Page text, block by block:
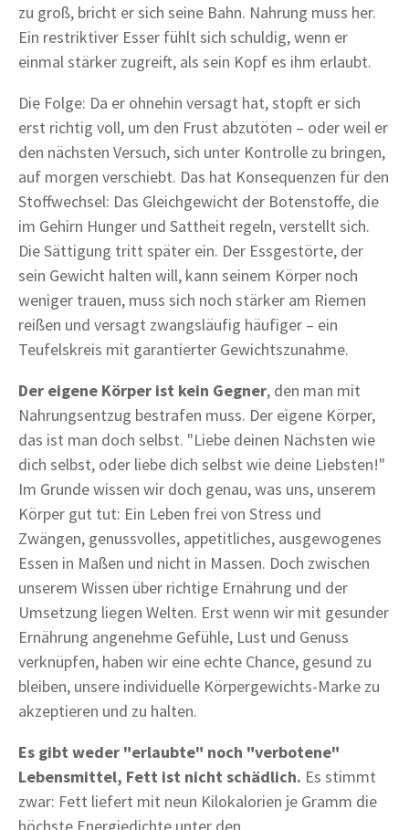
zu groß, bricht er sich seine Bahn. Nahrung muss her.
Ein restriktiver Esser fühlt sich schuldig, wenn er
einmal stärker zugreift, als sein Kopf es ihm erlaubt.
Die Folge: Da er ohnehin versagt hat, stopft er sich
erst richtig voll, um den Frust abzutöten – oder weil er
den nächsten Versuch, sich unter Kontrolle zu bringen,
auf morgen verschiebt. Das hat Konsequenzen für den
Stoffwechsel: Das Gleichgewicht der Botenstoffe, die
im Gehirn Hunger und Sattheit regeln, verstellt sich.
Die Sättigung tritt später ein. Der Essgestörte, der
sein Gewicht halten will, kann seinem Körper noch
weniger trauen, muss sich noch stärker am Riemen
reißen und versagt zwangsläufig häufiger – ein
Teufelskreis mit garantierter Gewichtszunahme.
Der eigene Körper ist kein Gegner, den man mit
Nahrungsentzug bestrafen muss. Der eigene Körper,
das ist man doch selbst. "Liebe deinen Nächsten wie
dich selbst, oder liebe dich selbst wie deine Liebsten!"
Im Grunde wissen wir doch genau, was uns, unserem
Körper gut tut: Ein Leben frei von Stress und
Zwängen, genussvolles, appetitliches, ausgewogenes
Essen in Maßen und nicht in Massen. Doch zwischen
unserem Wissen über richtige Ernährung und der
Umsetzung liegen Welten. Erst wenn wir mit gesunder
Ernährung angenehme Gefühle, Lust und Genuss
verknüpfen, haben wir eine echte Chance, gesund zu
bleiben, unsere individuelle Körpergewichts-Marke zu
akzeptieren und zu halten.
Es gibt weder "erlaubte" noch "verbotene"
Lebensmittel, Fett ist nicht schädlich. Es stimmt
zwar: Fett liefert mit neun Kilokalorien je Gramm die
höchste Energiedichte unter den